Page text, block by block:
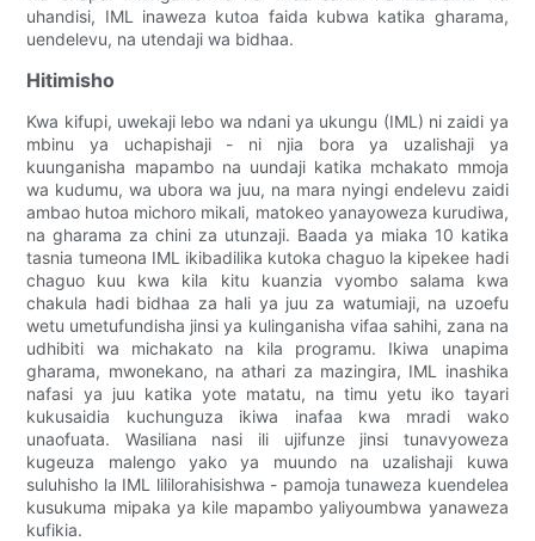
uhandisi, IML inaweza kutoa faida kubwa katika gharama,
uendelevu, na utendaji wa bidhaa.
Hitimisho
Kwa kifupi, uwekaji lebo wa ndani ya ukungu (IML) ni zaidi ya
mbinu ya uchapishaji - ni njia bora ya uzalishaji ya
kuunganisha mapambo na uundaji katika mchakato mmoja
wa kudumu, wa ubora wa juu, na mara nyingi endelevu zaidi
ambao hutoa michoro mikali, matokeo yanayoweza kurudiwa,
na gharama za chini za utunzaji. Baada ya miaka 10 katika
tasnia tumeona IML ikibadilika kutoka chaguo la kipekee hadi
chaguo kuu kwa kila kitu kuanzia vyombo salama kwa
chakula hadi bidhaa za hali ya juu za watumiaji, na uzoefu
wetu umetufundisha jinsi ya kulinganisha vifaa sahihi, zana na
udhibiti wa michakato na kila programu. Ikiwa unapima
gharama, mwonekano, na athari za mazingira, IML inashika
nafasi ya juu katika yote matatu, na timu yetu iko tayari
kukusaidia kuchunguza ikiwa inafaa kwa mradi wako
unaofuata. Wasiliana nasi ili ujifunze jinsi tunavyoweza
kugeuza malengo yako ya muundo na uzalishaji kuwa
suluhisho la IML lililorahisishwa - pamoja tunaweza kuendelea
kusukuma mipaka ya kile mapambo yaliyoumbwa yanaweza
kufikia.